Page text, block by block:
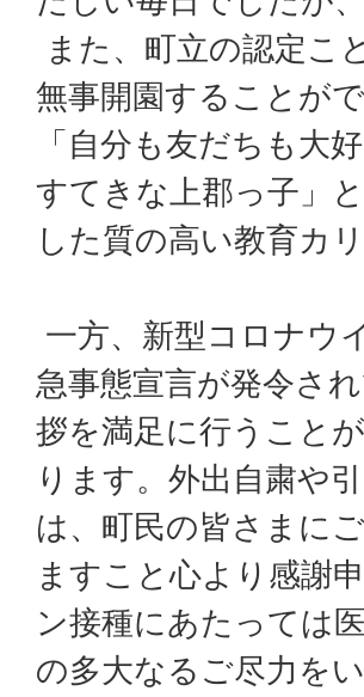
また、町立の認定こ
無事開園することが
「自分も友だちも大
すてきな上郡っ子」
した質の高い教育カ
一方、新型コロナウ
急事態宣言が発令さ
拶を満足に行うこと
ります。外出自粛や
は、町民の皆さまに
ますこと心より感謝
ン接種にあたっては
の多大なるご尽力を